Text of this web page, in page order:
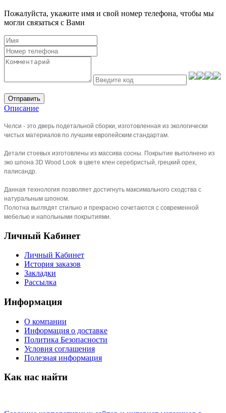
Пожалуйста, укажите имя и свой номер телефона, чтобы мы
могли связаться с Вами
Отправить
Описание
Челси - это дверь подетальной сборки, изготовленная из экологически
чистых материалов по лучшим европейским стандартам.
Детали стоевых изготовлены из массива сосны. Покрытие выполнено из
эко шпона 3D Wood Look в цвете клен серебристый, грецкий орех,
палисандр.
Данная технология позволяет достигнуть максимального сходства с
натуральным шпоном.
Полотна выглядят стильно и прекрасно сочетаются с современной
мебелью и напольными покрытиями.
Личный Кабинет
Личный Кабинет
История заказов
Закладки
Рассылка
Информация
О компании
Информация о доставке
Политика Безопасности
Условия соглашения
Полезная информация
Как нас найти